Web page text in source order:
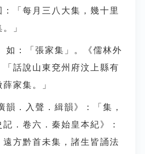
「每月三八大集，幾十里
」
如：「張家集」。《儒林外
「話說山東兗州府汶上縣有
家集。」
韻．入聲．緝韻》：「集，
．卷六．秦始皇本紀》：
遠方黔首未集，諸生皆誦法